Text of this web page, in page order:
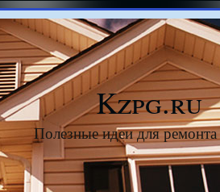
Kzpg.ru
Полезные идеи для